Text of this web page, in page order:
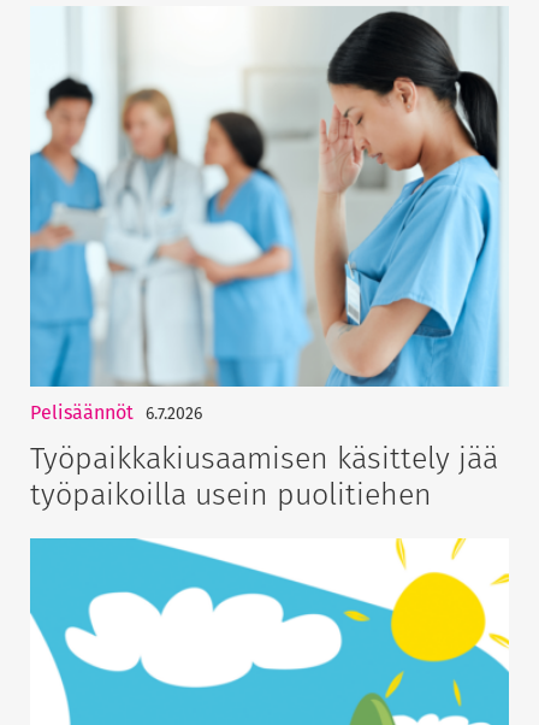
Pelisäännöt 6.7.2026
Työpaikkakiusaamisen käsittely jää
työpaikoilla usein puolitiehen